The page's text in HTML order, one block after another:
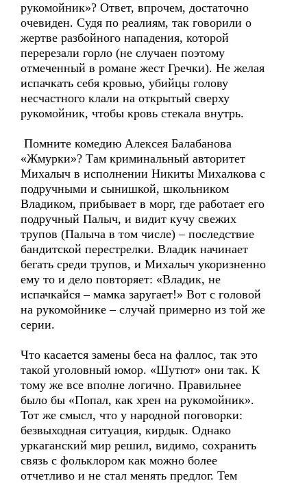
рукомойник»? Ответ, впрочем, достаточно
очевиден. Судя по реалиям, так говорили о
жертве разбойного нападения, которой
перерезали горло (не случаен поэтому
отмеченный в романе жест Гречки). Не желая
испачкать себя кровью, убийцы голову
несчастного клали на открытый сверху
рукомойник, чтобы кровь стекала внутрь.
Помните комедию Алексея Балабанова
«Жмурки»? Там криминальный авторитет
Михалыч в исполнении Никиты Михалкова с
подручными и сынишкой, школьником
Владиком, прибывает в морг, где работает его
подручный Палыч, и видит кучу свежих
трупов (Палыча в том числе) – последствие
бандитской перестрелки. Владик начинает
бегать среди трупов, и Михалыч укоризненно
ему то и дело повторяет: «Владик, не
испачкайся – мамка заругает!» Вот с головой
на рукомойнике – случай примерно из той же
серии.
Что касается замены беса на фаллос, так это
такой уголовный юмор. «Шутют» они так. К
тому же все вполне логично. Правильнее
было бы «Попал, как хрен на рукомойник».
Тот же смысл, что у народной поговорки:
безвыходная ситуация, кирдык. Однако
уркаганский мир решил, видимо, сохранить
связь с фольклором как можно более
отчетливо и не стал менять предлог. Тем